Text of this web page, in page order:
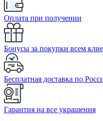
Оплата при получении
Бонусы за покупки всем
Бесплатная доставка по
Гарантия на все украшения